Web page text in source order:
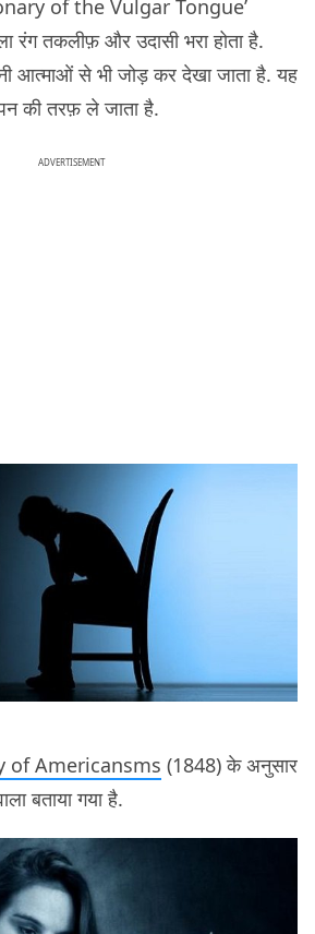
of the Vulgar Tongue’
रंग तकलीफ़ और उदासी भरा होता है.
आत्माओं से भी जोड़ कर देखा जाता है. यह
की तरफ़ ले जाता है.
ADVERTISEMENT
of Americansms (1848) के अनुसार
बताया गया है.